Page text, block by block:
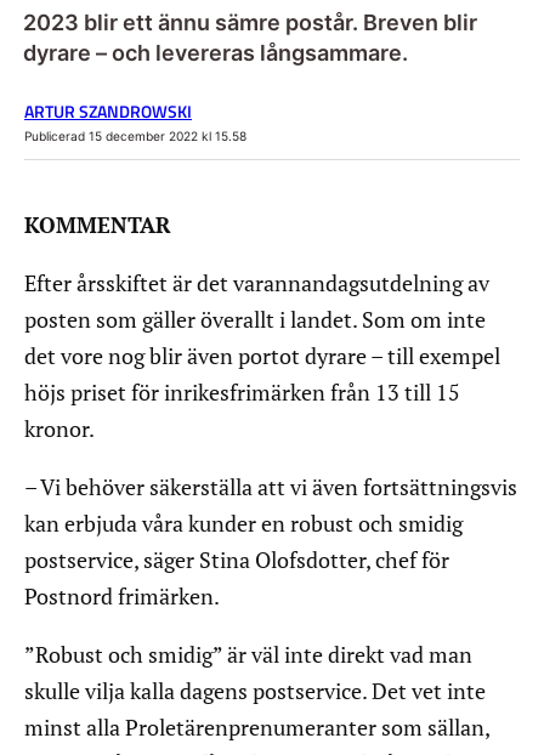
2023 blir ett ännu sämre postår. Breven blir
dyrare – och levereras långsammare.
ARTUR SZANDROWSKI
Publicerad 15 december 2022 kl 15.58
KOMMENTAR
Efter årsskiftet är det varannandagsutdelning av
posten som gäller överallt i landet. Som om inte
det vore nog blir även portot dyrare – till exempel
höjs priset för inrikesfrimärken från 13 till 15
kronor.
– Vi behöver säkerställa att vi även fortsättningsvis
kan erbjuda våra kunder en robust och smidig
postservice, säger Stina Olofsdotter, chef för
Postnord frimärken.
”Robust och smidig” är väl inte direkt vad man
skulle vilja kalla dagens postservice. Det vet inte
minst alla Proletärenprenumeranter som sällan,